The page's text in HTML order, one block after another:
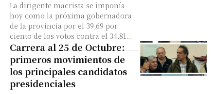
La dirigente macrista se imponía
hoy como la próxima gobernadora
de la provincia por el 39,69 por
ciento de los votos contra el 34,81...
Carrera al 25 de Octubre:
primeros movimientos de
los principales candidatos
presidenciales